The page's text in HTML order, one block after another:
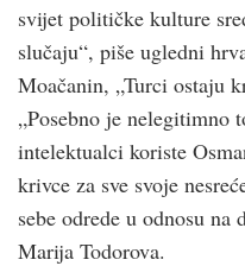
svijet političke kulture
slučaju“, piše ugledni
Moačanin, „Turci ostaju
„Posebno je
intelektualci koriste
krivce za sve svoje
sebe odrede u odnosu
Marija Todorova.